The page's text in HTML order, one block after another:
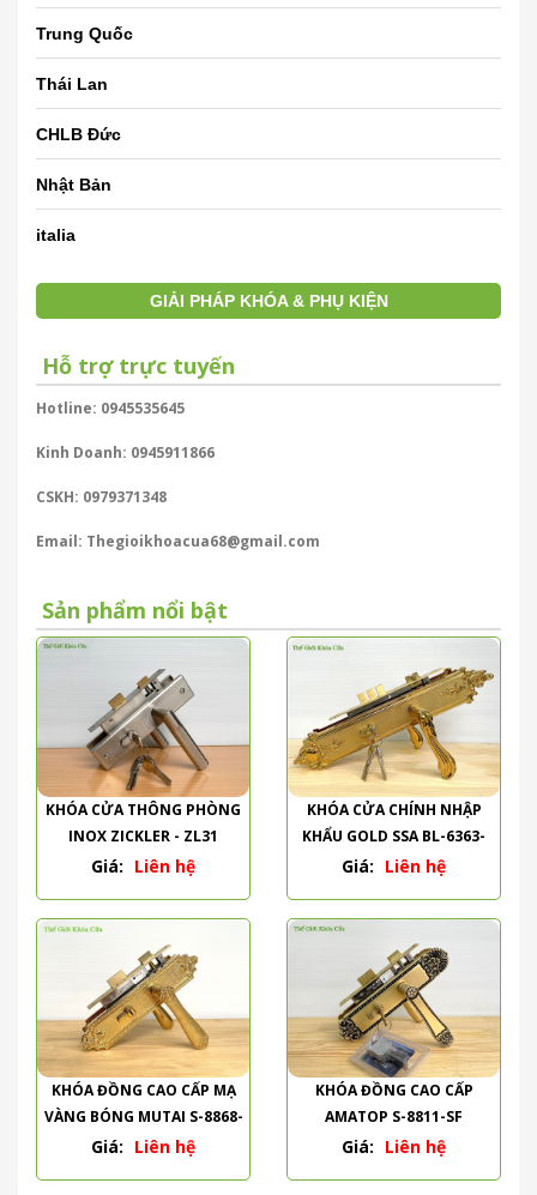
Trung Quốc
Thái Lan
CHLB Đức
Nhật Bản
italia
GIẢI PHÁP KHÓA & PHỤ KIỆN
Hỗ trợ trực tuyến
Hotline: 0945535645
Kinh Doanh: 0945911866
CSKH: 0979371348
Email: Thegioikhoacua68@gmail.com
Sản phẩm nổi bật
KHÓA CỬA THÔNG PHÒNG
INOX ZICKLER - ZL31
Giá: Liên hệ
KHÓA CỬA CHÍNH NHẬP
KHẨU GOLD SSA BL-6363-
PVD
Giá: Liên hệ
KHÓA ĐỒNG CAO CẤP MẠ
VÀNG BÓNG MUTAI S-8868-
PVD
Giá: Liên hệ
KHÓA ĐỒNG CAO CẤP
AMATOP S-8811-SF
Giá: Liên hệ